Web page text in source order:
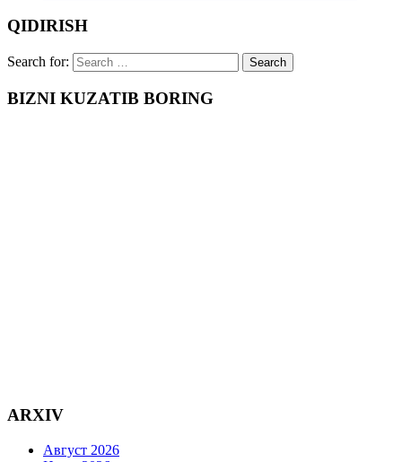
QIDIRISH
Search for:
BIZNI KUZATIB BORING
ARXIV
Август 2026